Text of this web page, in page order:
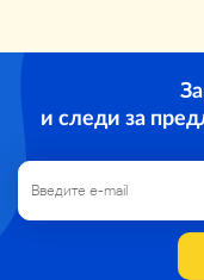
и следи за